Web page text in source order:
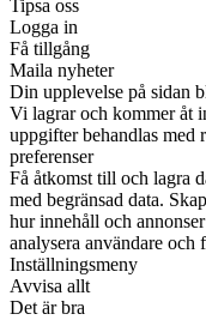
Tipsa oss
Logga in
Få tillgång
Maila nyheter
Din upplevelse på sidan
Vi lagrar och kommer åt
uppgifter behandlas med
preferenser
Få åtkomst till och lagra
med begränsad data.
hur innehåll och
analysera användare
Inställningsmeny
Avvisa allt
Det är bra